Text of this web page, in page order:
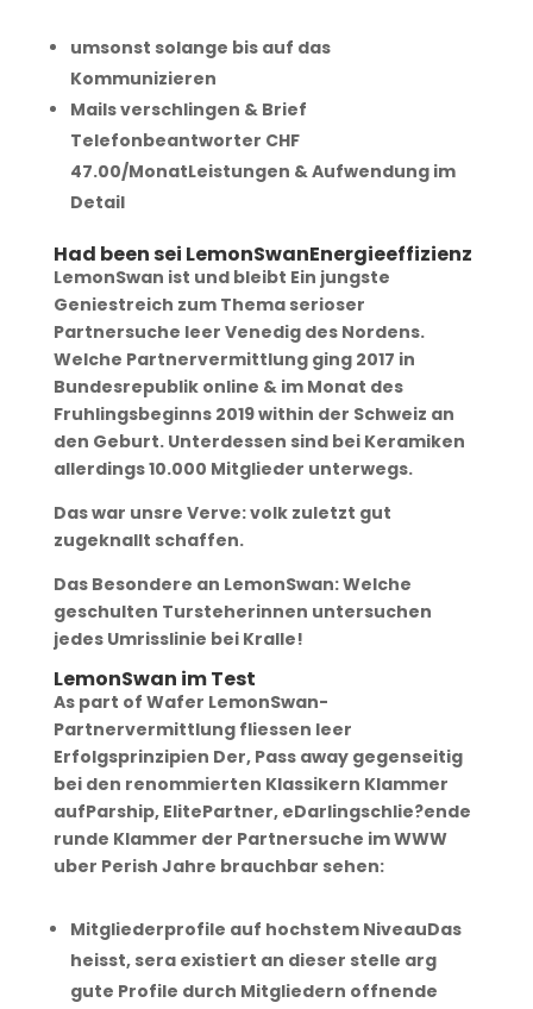
umsonst solange bis auf das
Kommunizieren
Mails verschlingen & Brief
Telefonbeantworter CHF
47.00/MonatLeistungen & Aufwendung im
Detail
Had been sei LemonSwanEnergieeffizienz
LemonSwan ist und bleibt Ein jungste
Geniestreich zum Thema serioser
Partnersuche leer Venedig des Nordens.
Welche Partnervermittlung ging 2017 in
Bundesrepublik online & im Monat des
Fruhlingsbeginns 2019 within der Schweiz an
den Geburt. Unterdessen sind bei Keramiken
allerdings 10.000 Mitglieder unterwegs.
Das war unsre Verve: volk zuletzt gut
zugeknallt schaffen.
Das Besondere an LemonSwan: Welche
geschulten Tursteherinnen untersuchen
jedes Umrisslinie bei Kralle!
LemonSwan im Test
As part of Wafer LemonSwan-
Partnervermittlung fliessen leer
Erfolgsprinzipien Der, Pass away gegenseitig
bei den renommierten Klassikern Klammer
aufParship, ElitePartner, eDarlingschlie?ende
runde Klammer der Partnersuche im WWW
uber Perish Jahre brauchbar sehen:
Mitgliederprofile auf hochstem NiveauDas
heisst, sera existiert an dieser stelle arg
gute Profile durch Mitgliedern offnende